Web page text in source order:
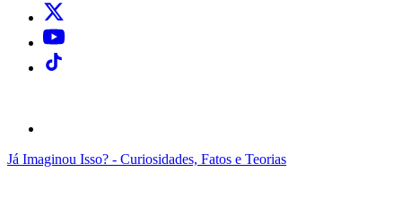
Já Imaginou Isso? - Curiosidades, Fatos e Teorias